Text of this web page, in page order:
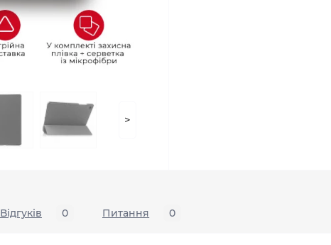
>
Відгуків 0 Питання 0